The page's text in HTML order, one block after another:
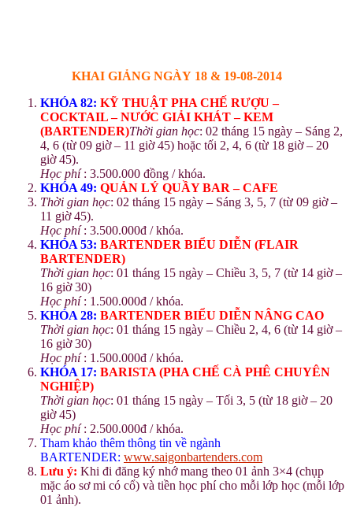
KHAI GIẢNG NGÀY 18 & 19-08-2014
KHÓA 82: KỸ THUẬT PHA CHẾ RƯỢU –
COCKTAIL – NƯỚC GIẢI KHÁT – KEM
(BARTENDER)Thời gian học: 02 tháng 15 ngày – Sáng 2,
4, 6 (từ 09 giờ – 11 giờ 45) hoặc tối 2, 4, 6 (từ 18 giờ – 20
giờ 45).
Học phí: 3.500.000 đồng / khóa.
KHÓA 49: QUẢN LÝ QUẦY BAR – CAFE
Thời gian học: 02 tháng 15 ngày – Sáng 3, 5, 7 (từ 09 giờ –
11 giờ 45).
Học phí: 3.500.000đ / khóa.
KHÓA 53: BARTENDER BIỂU DIỄN (FLAIR
BARTENDER)
Thời gian học: 01 tháng 15 ngày – Chiều 3, 5, 7 (từ 14 giờ –
16 giờ 30)
Học phí: 1.500.000đ / khóa.
KHÓA 28: BARTENDER BIỂU DIỄN NÂNG CAO
Thời gian học: 01 tháng 15 ngày – Chiều 2, 4, 6 (từ 14 giờ –
16 giờ 30)
Học phí: 1.500.000đ / khóa.
KHÓA 17: BARISTA (PHA CHẾ CÀ PHÊ CHUYÊN
NGHIỆP)
Thời gian học: 01 tháng 15 ngày – Tối 3, 5 (từ 18 giờ – 20
giờ 45)
Học phí: 2.500.000đ / khóa.
Tham khảo thêm thông tin về ngành
BARTENDER: www.saigonbartenders.com
Lưu ý: Khi đi đăng ký nhớ mang theo 01 ảnh 3×4 (chụp
mặc áo sơ mi có cổ) và tiền học phí cho mỗi lớp học (mỗi lớp
01 ảnh).